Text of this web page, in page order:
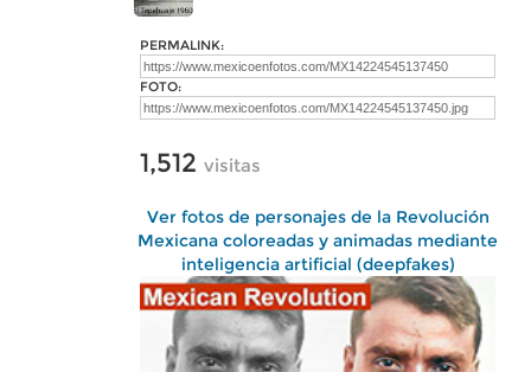
PERMALINK:
FOTO:
1,512 visitas
Ver fotos de personajes de la Revolución
Mexicana coloreadas y animadas mediante
inteligencia artificial (deepfakes)